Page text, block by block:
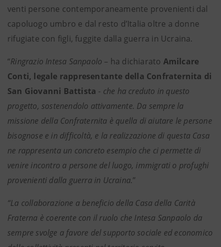
venti persone contemporaneamente provenienti dal
capoluogo umbro e dal resto d’Italia oltre a donne
rifugiate con figli, fuggite dalla guerra in Ucraina.
“Ringrazio Intesa Sanpaolo – ha dichiarato Amilcare
Conti, legale rappresentante della Confraternita di
San Giovanni Battista - che ha creduto in questo
progetto, sostenendolo attivamente. Da sempre la
missione della Confraternita è quella di aiutare le persone
bisognose e in difficoltà, e la realizzazione di questa Casa
ne rappresenta un concreto esempio che ci permette di
venire incontro a persone del luogo, immigrati o profughi
provenienti dalla guerra in Ucraina.”
“La collaborazione a beneficio della Casa della Carità
Fraterna è coerente con il ruolo che Intesa Sanpaolo da
sempre svolge a favore del supporto sociale ed economico